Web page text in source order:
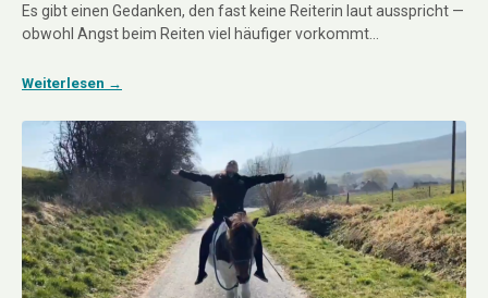
Es gibt einen Gedanken, den fast keine Reiterin laut ausspricht —
obwohl Angst beim Reiten viel häufiger vorkommt…
Weiterlesen →